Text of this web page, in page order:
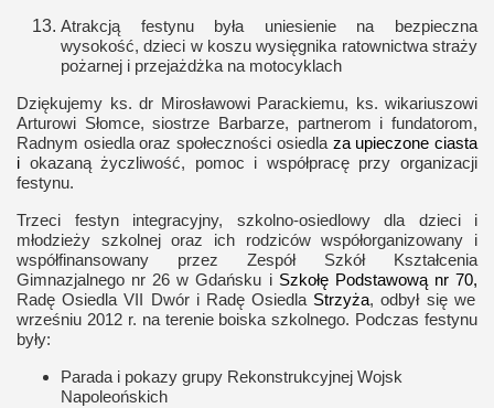
Atrakcją festynu była uniesienie na bezpieczna
wysokość, dzieci w koszu wysięgnika ratownictwa straży
pożarnej i przejażdżka na motocyklach
Dziękujemy ks. dr Mirosławowi Parackiemu, ks. wikariuszowi
Arturowi Słomce, siostrze Barbarze, partnerom i fundatorom,
Radnym osiedla oraz społeczności osiedla za upieczone ciasta
i okazaną życzliwość, pomoc i współpracę przy organizacji
festynu.
Trzeci festyn integracyjny, szkolno-osiedlowy dla dzieci i
młodzieży szkolnej oraz ich rodziców współorganizowany i
współfinansowany przez Zespół Szkół Kształcenia
Gimnazjalnego nr 26 w Gdańsku i Szkołę Podstawową nr 70,
Radę Osiedla VII Dwór i Radę Osiedla Strzyża, odbył się we
wrześniu 2012 r. na terenie boiska szkolnego. Podczas festynu
były:
Parada i pokazy grupy Rekonstrukcyjnej Wojsk
Napoleońskich